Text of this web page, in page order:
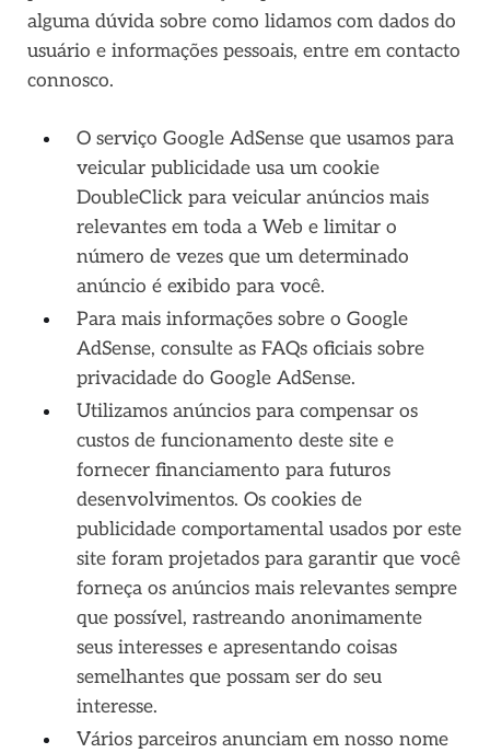
alguma dúvida sobre como lidamos com dados do
usuário e informações pessoais, entre em contacto
connosco.
O serviço Google AdSense que usamos para
veicular publicidade usa um cookie
DoubleClick para veicular anúncios mais
relevantes em toda a Web e limitar o
número de vezes que um determinado
anúncio é exibido para você.
Para mais informações sobre o Google
AdSense, consulte as FAQs oficiais sobre
privacidade do Google AdSense.
Utilizamos anúncios para compensar os
custos de funcionamento deste site e
fornecer financiamento para futuros
desenvolvimentos. Os cookies de
publicidade comportamental usados ​​por este
site foram projetados para garantir que você
forneça os anúncios mais relevantes sempre
que possível, rastreando anonimamente
seus interesses e apresentando coisas
semelhantes que possam ser do seu
interesse.
Vários parceiros anunciam em nosso nome